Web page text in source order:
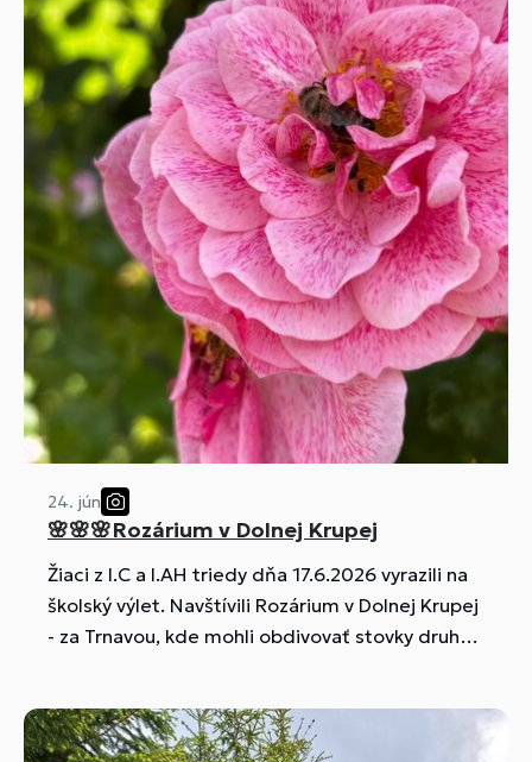
24. jún
🌸🌸🌸Rozárium v Dolnej Krupej
Žiaci z I.C a I.AH triedy dňa 17.6.2026 vyrazili na
školský výlet. Navštívili Rozárium v Dolnej Krupej
- za Trnavou, kde mohli obdivovať stovky druhov